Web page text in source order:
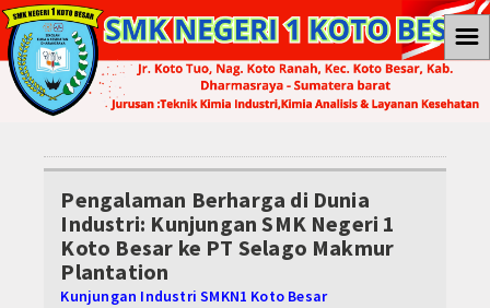
Home
Internasional
Teknologi
☰
Pengalaman Berharga di Dunia
Industri: Kunjungan SMK Negeri 1
Koto Besar ke PT Selago Makmur
Plantation
Kunjungan Industri SMKN1 Koto Besar